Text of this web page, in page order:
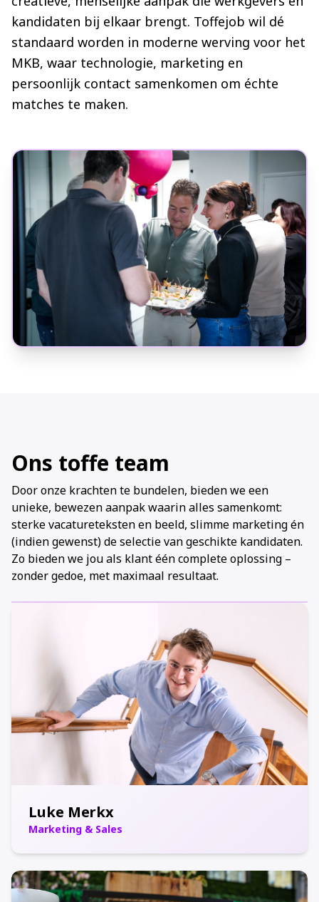
kandidaten bij elkaar brengt. Toffejob wil dé
standaard worden in moderne werving voor het
MKB, waar technologie, marketing en
persoonlijk contact samenkomen om échte
matches te maken.
Ons toffe team
Door onze krachten te bundelen, bieden we een
unieke, bewezen aanpak waarin alles samenkomt:
sterke vacatureteksten en beeld, slimme marketing én
(indien gewenst) de selectie van geschikte kandidaten.
Zo bieden we jou als klant één complete oplossing –
zonder gedoe, met maximaal resultaat.
Luke Merkx
Marketing & Sales